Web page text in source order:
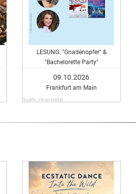
LESUNG: "Gnadenopfer" &
"Bachelorette Party"
09.10.2026
Frankfurt am Main
Quelle: Veranstalter